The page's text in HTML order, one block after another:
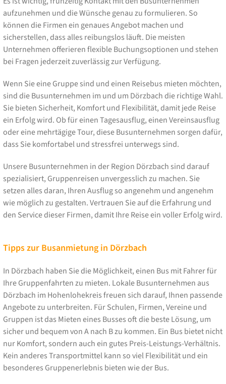
aufzunehmen und die Wünsche genau zu formulieren. So
können die Firmen ein genaues Angebot machen und
sicherstellen, dass alles reibungslos läuft. Die meisten
Unternehmen offerieren flexible Buchungsoptionen und stehen
bei Fragen jederzeit zuverlässig zur Verfügung.
Wenn Sie eine Gruppe sind und einen Reisebus mieten möchten,
sind die Busunternehmen im und um Dörzbach die richtige Wahl.
Sie bieten Sicherheit, Komfort und Flexibilität, damit jede Reise
ein Erfolg wird. Ob für einen Tagesausflug, einen Vereinsausflug
oder eine mehrtägige Tour, diese Busunternehmen sorgen dafür,
dass Sie komfortabel und stressfrei unterwegs sind.
Unsere Busunternehmen in der Region Dörzbach sind darauf
spezialisiert, Gruppenreisen unvergesslich zu machen. Sie
setzen alles daran, Ihren Ausflug so angenehm und angenehm
wie möglich zu gestalten. Vertrauen Sie auf die Erfahrung und
den Service dieser Firmen, damit Ihre Reise ein voller Erfolg wird.
Tipps zur Busanmietung in Dörzbach
In Dörzbach haben Sie die Möglichkeit, einen Bus mit Fahrer für
Ihre Gruppenfahrten zu mieten. Lokale Busunternehmen aus
Dörzbach im Hohenlohekreis freuen sich darauf, Ihnen passende
Angebote zu unterbreiten. Für Schulen, Firmen, Vereine und
Gruppen ist das Mieten eines Busses oft die beste Lösung, um
sicher und bequem von A nach B zu kommen. Ein Bus bietet nicht
nur Komfort, sondern auch ein gutes Preis-Leistungs-Verhältnis.
Kein anderes Transportmittel kann so viel Flexibilität und ein
besonderes Gruppenerlebnis bieten wie der Bus.